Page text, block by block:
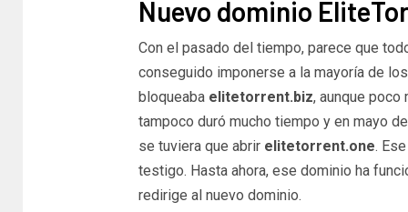
Nuevo dominio
Con el pasado del tiempo, parece que
conseguido imponerse a la mayoría de
bloqueaba elitetorrent.biz, aunque
tampoco duró mucho tiempo y en mayo
se tuviera que abrir elitetorrent.one.
testigo. Hasta ahora, ese dominio ha
redirige al nuevo dominio.